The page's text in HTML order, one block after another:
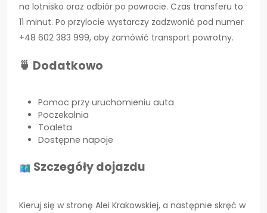
na lotnisko oraz odbiór po powrocie. Czas transferu to
11 minut. Po przylocie wystarczy zadzwonić pod numer
+48 602 383 999, aby zamówić transport powrotny.
🍵 Dodatkowo
Pomoc przy uruchomieniu auta
Poczekalnia
Toaleta
Dostępne napoje
Szczegóły dojazdu
Kieruj się w stronę Alei Krakowskiej, a następnie skręć w